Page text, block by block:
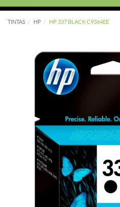
TINTAS HP HP 337 BLACK C9364EE